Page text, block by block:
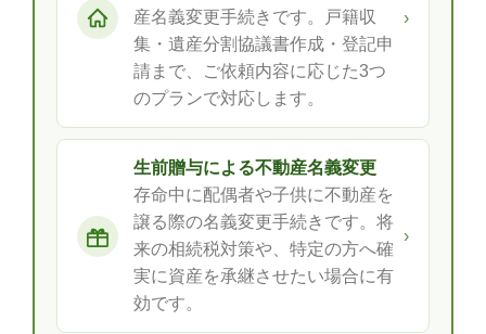
産名義変更手続きです。戸籍収
集・遺産分割協議書作成・登記申
請まで、ご依頼内容に応じた3つ
のプランで対応します。
›
生前贈与による不動産名義変更
存命中に配偶者や子供に不動産を
譲る際の名義変更手続きです。将
来の相続税対策や、特定の方へ確
実に資産を承継させたい場合に有
効です。
›